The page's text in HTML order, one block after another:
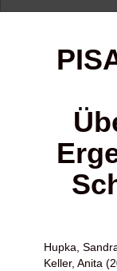
Hupka,
Keller, Anita